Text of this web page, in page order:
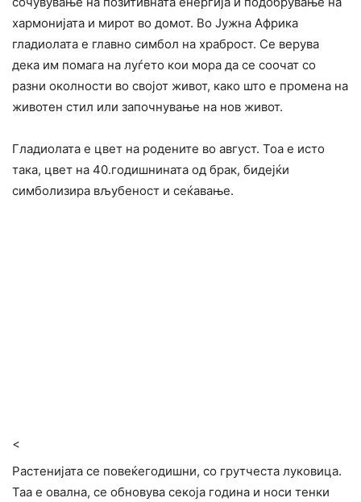
хармонијата и мирот во домот. Во Јужна Африка
гладиолата е главно симбол на храброст. Се верува
дека им помага на луѓето кои мора да се соочат со
разни околности во својот живот, како што е промена на
животен стил или започнување на нов живот.
Гладиолата е цвет на родените во август. Тоа е исто
така, цвет на 40.годишнината од брак, бидејќи
симболизира вљубеност и сеќавање.
<
Растенијата се повеќегодишни, со грутчеста луковица.
Таа е овална, се обновува секоја година и носи тенки